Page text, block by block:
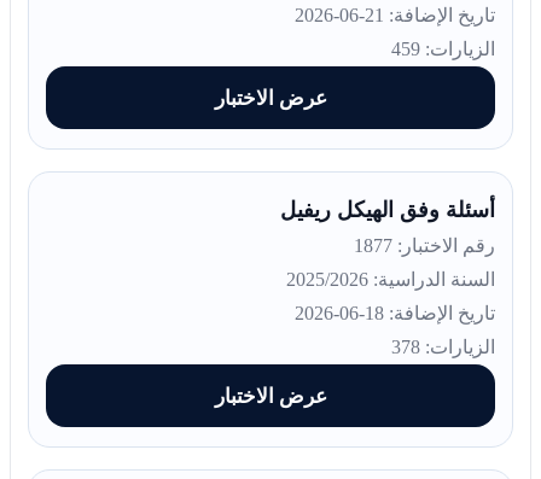
تاريخ الإضافة: 21-06-2026
الزيارات: 459
عرض الاختبار
أسئلة وفق الهيكل ريفيل
رقم الاختبار: 1877
السنة الدراسية: 2025/2026
تاريخ الإضافة: 18-06-2026
الزيارات: 378
عرض الاختبار